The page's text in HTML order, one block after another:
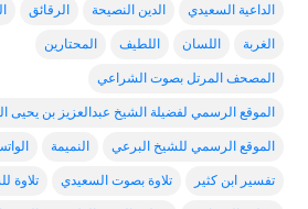
الداعية السعيدي الدين النصيحة الرقائق
الغربة اللسان اللطيف المحتارين
المصحف المرتل بصوت الشراعي
الموقع الرسمي لفضيلة الشيخ عبدالعزيز بن يحيى
الموقع الرسمي للشيخ البرعي النميمة
تفسير ابن كثير تلاوة بصوت السعيدي تلاوة